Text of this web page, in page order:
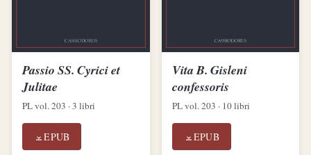
Passio SS. Cyrici et
Julitae
PL vol. 203 · 3 libri
EPUB
Vita B. Gisleni
confessoris
PL vol. 203 · 10 libri
EPUB